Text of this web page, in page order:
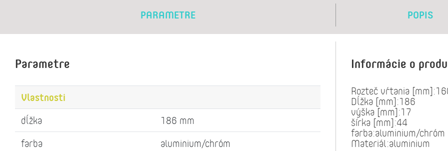
PARAMETRE
Parametre
Vlastnosti
dĺžka
186 mm
farba
aluminium/chróm
POPIS
Informácie o
Rozteč vŕtania
Dĺžka [mm]:186
výška [mm]:17
šírka [mm]:44
farba:aluminium/chróm
Materiál:aluminium